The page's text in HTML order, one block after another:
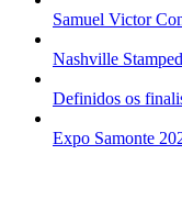
Samuel Victor
Nashville
Definidos os
Expo Samonte